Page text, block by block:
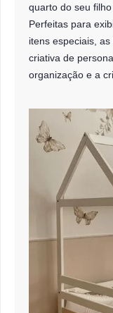
quarto do seu
Perfeitas para
itens especiais,
criativa de
organização e a